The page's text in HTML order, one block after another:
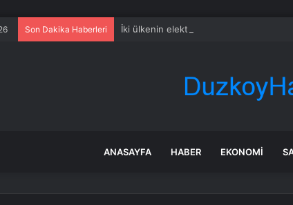
Son Dakika Haberleri İki ülkenin elektrik ihtiyacını karşılayan
ANASAYFA HABER EKONOMI